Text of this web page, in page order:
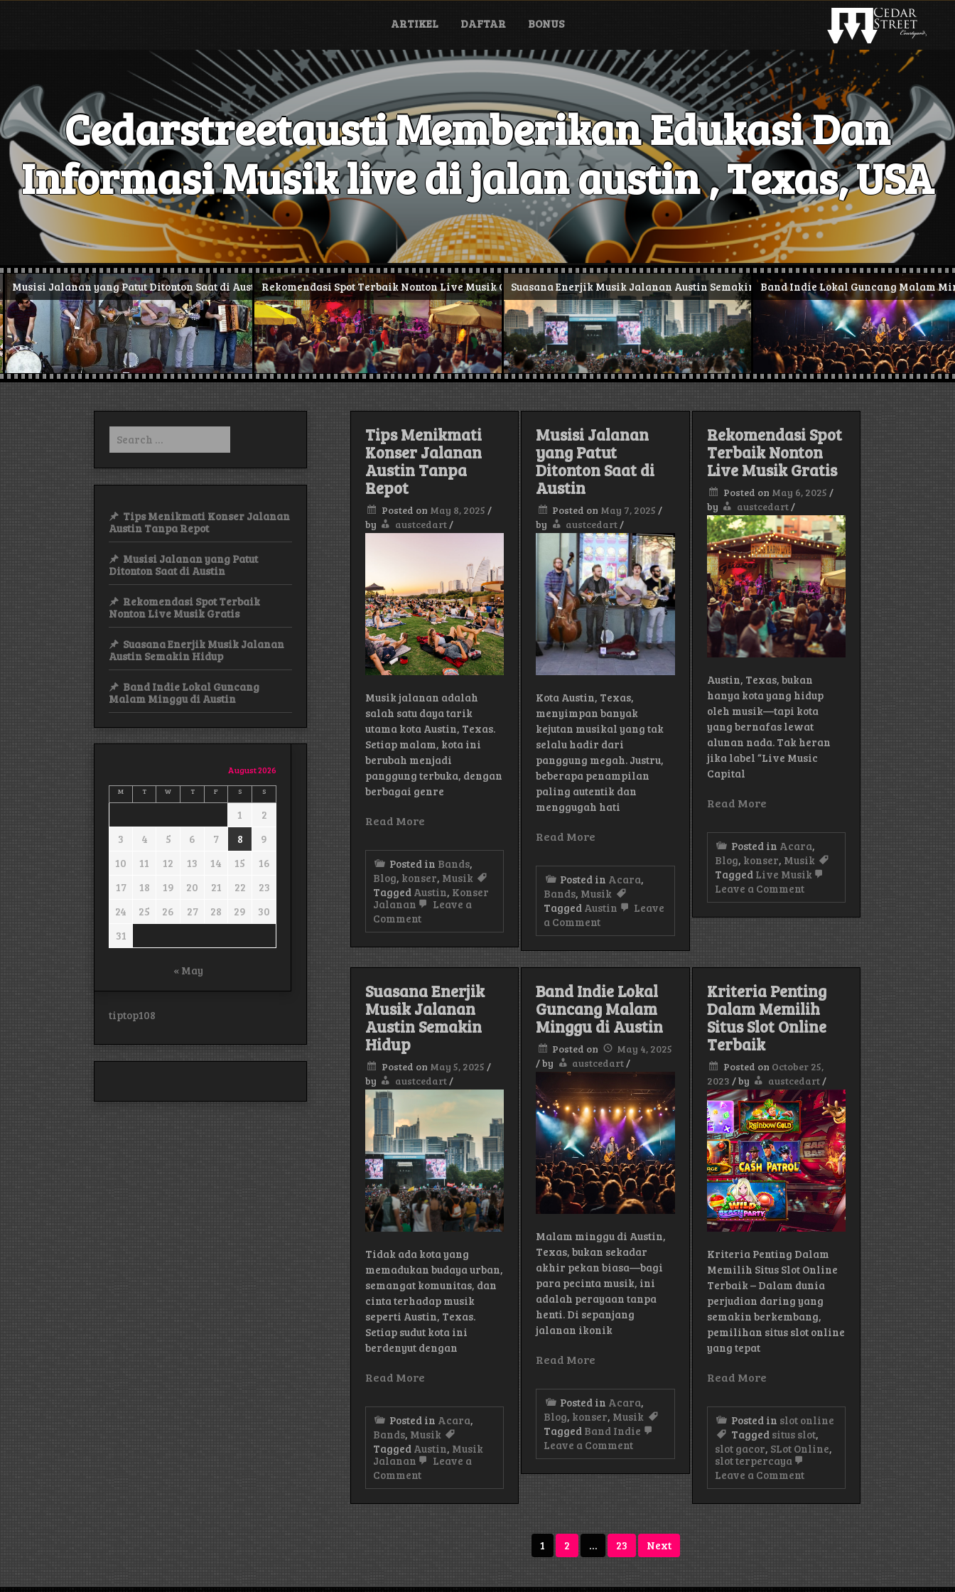
Skip
ARTIKEL DAFTAR BONUS
Cedarstreetausti Memberikan Edukasi Dan
Informasi Musik live di jalan austin , Texas, USA
Jalanan yang Patut Ditonton Saat di AustinRekomendasi Spot Terbaik Nonton Live Musik GratisSuasana Enerjik Musik Jalanan Austin Semakin HidupBand Indie Lokal Guncang Malam Minggu di
Tips Menikmati
Konser Jalanan
Austin Tanpa
Repot
Posted on May 8, 2025 /
by
austcedart/
Musik jalanan adalah
salah satu daya tarik
utama kota Austin, Texas.
Setiap malam, kota ini
berubah menjadi
panggung terbuka, dengan
berbagai genre
Read More
Posted in Bands,
Blog, konser, Musik
Tagged Austin, Konser
Jalanan
Leave a
Commenton
Tips
Jalanan
Tanpa
Repot
Musisi Jalanan
yang Patut
Ditonton Saat di
Austin
Posted on May 7, 2025 /
by
austcedart/
Kota Austin, Texas,
menyimpan banyak
kejutan musikal yang tak
selalu hadir dari
panggung megah. Justru,
beberapa penampilan
paling autentik dan
menggugah hati
Read More
Posted in Acara,
Bands, Musik
Tagged Austin
Leave
a Commenton
Musisi
Patut
Ditonton
Saat
di
Austin
Rekomendasi Spot
Terbaik Nonton
Live Musik Gratis
Posted on May 6, 2025 /
by
austcedart/
Austin, Texas, bukan
hanya kota yang hidup
oleh musik—tapi kota
yang bernafas lewat
alunan nada. Tak heran
jika label “Live Music
Capital
Read More
Posted in Acara,
Blog, konser, Musik
Tagged Live Musik
Leave a Commenton
Rekomendasi
Gratis
Suasana Enerjik
Musik Jalanan
Austin Semakin
Hidup
Posted on May 5, 2025 /
by
austcedart/
Tidak ada kota yang
memadukan budaya urban,
semangat komunitas, dan
cinta terhadap musik
seperti Austin, Texas.
Setiap sudut kota ini
berdenyut dengan
Read More
Posted in Acara,
Bands, Musik
Tagged Austin, Musik
Jalanan
Leave a
Commenton
Suasana
Band Indie Lokal
Guncang Malam
Minggu di Austin
Posted on
May 4, 2025
/by austcedart /
Malam minggu di Austin,
Texas, bukan sekadar
akhir pekan biasa—bagi
para pecinta musik, ini
adalah perayaan tanpa
henti. Di sepanjang
jalanan ikonik
Read More
Posted in Acara,
Blog, konser, Musik
Tagged Band Indie
Leave a Commenton
Band
Austin
Kriteria Penting
Dalam Memilih
Situs Slot Online
Terbaik
Posted on October 25,
2023 /by austcedart/
Kriteria Penting Dalam
Memilih Situs Slot Online
Terbaik – Dalam dunia
perjudian daring yang
semakin berkembang,
pemilihan situs slot online
yang tepat
Read More
Posted in slot online
Tagged situs slot,
slot gacor, SLot Online,
slot terpercaya
Leave a Commenton
Kriteria
1 2 … 23 Next
Search
for:
Tips Menikmati Konser Jalanan
Austin Tanpa Repot
Musisi Jalanan yang Patut
Ditonton Saat di Austin
Rekomendasi Spot Terbaik
Nonton Live Musik Gratis
Suasana Enerjik Musik Jalanan
Austin Semakin Hidup
Band Indie Lokal Guncang
Malam Minggu di Austin
August 2026
M T W T F S S
1
2
3
4 5 6 7 8
9
10
11 12 13 14 15
16
17
18 19 20 21 22
23
24
25 26 27 28 29
30
31
« May
tiptop108